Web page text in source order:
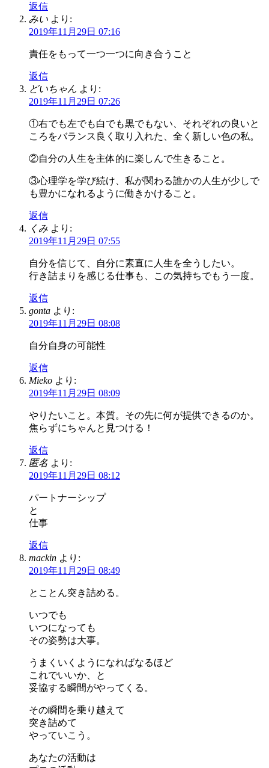
返信
みい より:
2019年11月29日 07:16
責任をもって一つ一つに向き合うこと
返信
どいちゃん より:
2019年11月29日 07:26
①右でも左でも白でも黒でもない、それぞれの良いと
ころをバランス良く取り入れた、全く新しい色の私。
②自分の人生を主体的に楽しんで生きること。
③心理学を学び続け、私が関わる誰かの人生が少しで
も豊かになれるように働きかけること。
返信
くみ より:
2019年11月29日 07:55
自分を信じて、自分に素直に人生を全うしたい。
行き詰まりを感じる仕事も、この気持ちでもう一度。
返信
gonta より:
2019年11月29日 08:08
自分自身の可能性
返信
Mieko より:
2019年11月29日 08:09
やりたいこと。本質。その先に何が提供できるのか。
焦らずにちゃんと見つける！
返信
匿名 より:
2019年11月29日 08:12
パートナーシップ
と
仕事
返信
mackin より:
2019年11月29日 08:49
とことん突き詰める。
いつでも
いつになっても
その姿勢は大事。
うまくいくようになればなるほど
これでいいか、と
妥協する瞬間がやってくる。
その瞬間を乗り越えて
突き詰めて
やっていこう。
あなたの活動は